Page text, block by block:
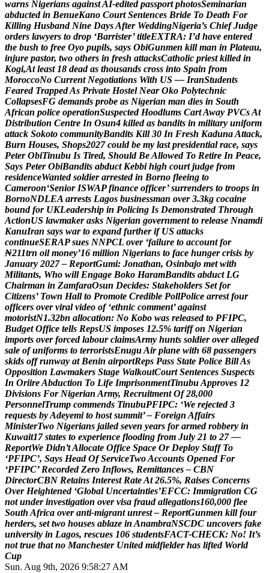
warns Nigerians againstAI-edited passport photosSeminarian
abducted in BenueKano Court Sentences Bride To Death For
Killing Husband Nine DaysAfter WeddingNigeria’s Chief Judge
orders lawyers to drop ‘Barrister’ titleEXTRA: I’d have entered
the bush to free Oyo pupils, says ObiGunmen kill man in Plateau,
injure pastor, two others in fresh attacksCatholic priest killed in
Kogi,At least 18 dead as thousands cross into Spain from
MoroccoNo Current Negotiations With US — IranStudents
Feared TrappedAs Private Hostel Near Oko Polytechnic
CollapsesFG demands probe as Nigerian man dies in South
African police operationSuspected Hoodlums CartAway PVCsAt
Distribution Centre In Osun4 killed as bandits in military uniform
attack Sokoto communityBandits Kill 30 In Fresh KadunaAttack,
Burn Houses, Shops2027 could be my last presidential race, says
Peter ObiTinubu Is Tired, Should BeAllowed To Retire In Peace,
Says Peter ObiBandits abduct Kebbi high court judge from
residenceWanted soldier arrested in Borno fleeing to
Cameroon‘Senior ISWAP finance officer’ surrenders to troops in
BornoNDLEA arrests Lagos businessman over 3.3kg cocaine
bound for UKLeadership in Policing Is Demonstrated Through
ActionUS lawmaker asks Nigerian government to release Nnamdi
KanuIran says war to expand further if US attacks
continueSERAP sues NNPCL over ‘failure to account for
₦211trn oil money’16 million Nigerians to face hunger crisis by
January 2027 – ReportGumi: Jonathan, Osinbajo met with
Militants, Who will Engage Boko HaramBandits abduct LG
Chairman in ZamfaraOsun Decides: Stakeholders Set for
Citizens’ Town Hall to Promote Credible PollPolice arrest four
officers over viral video of ‘ethnic comment’ against
motoristN1.32bn allocation: No Kobo was released to PFIPC,
Budget Office tells RepsUS imposes 12.5% tariff on Nigerian
imports over forced labour claimsArmy hunts soldier over alleged
sale of uniforms to terroristsEnuguAir plane with 68 passengers
skids off runway at Benin airportReps Pass State Police BillAs
Opposition Lawmakers Stage WalkoutCourt Sentences Suspects
In OriireAbduction To Life ImprisonmentTinubuApproves 12
Divisions For Nigerian Army, Recruitment Of 28,000
PersonnelTrump commends TinubuPFIPC: ‘We rejected 3
requests byAdeyemi to host summit’ – Foreign Affairs
MinisterTwo Nigerians jailed seven years for armed robbery in
Kuwait17 states to experience flooding from July 21 to 27 —
ReportWe Didn’tAllocate Office Space Or Deploy Staff To
‘PFIPC’, Says Head Of ServiceTwoAccounts Opened For
‘PFIPC’ Recorded Zero Inflows, Remittances – CBN
DirectorCBN Retains Interest RateAt 26.5%, Raises Concerns
Over Heightened ‘Global Uncertainties’EFCC: Immigration CG
not under investigation over visa fraud allegations160,000 flee
South Africa over anti-migrant unrest – ReportGunmen kill four
herders, set two houses ablaze in AnambraNSCDC uncovers fake
university in Lagos, rescues 106 studentsFACT-CHECK: No! It’s
not true that no Manchester United midfielder has lifted World
Cup
Sun. Aug 9th, 2026 9:58:28 AM